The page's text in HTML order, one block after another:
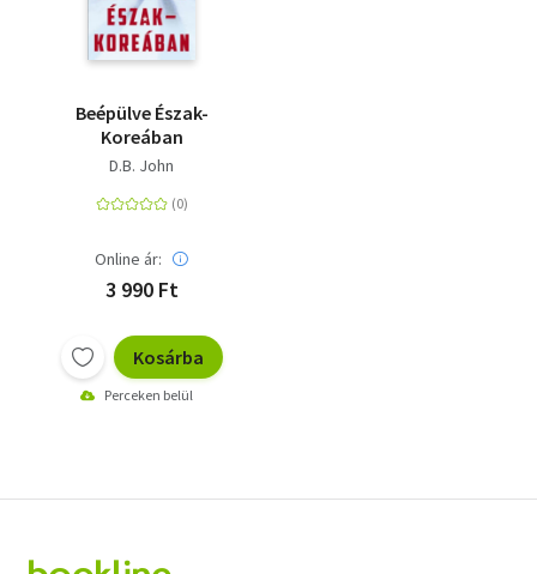
Beépülve Észak-
Koreában
D.B. John
Online ár:
3 990 Ft
Kosárba
Perceken belül